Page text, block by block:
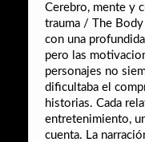
Cerebro, mente y
trauma / The
con una
pero las
personajes no
dificultaba el
historias. Cada
entretenimiento,
cuenta. La